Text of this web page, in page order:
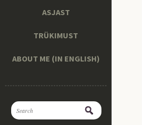
ASJAST
TRÜKIMUST
ABOUT ME (IN ENGLISH)